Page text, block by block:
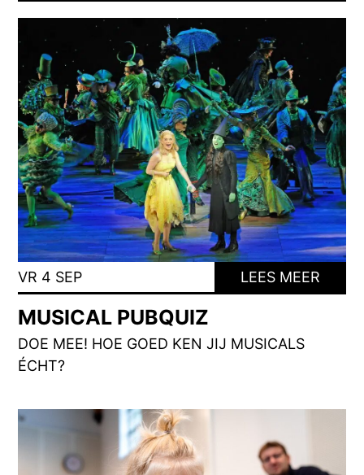
VR 4 SEP LEES MEER
MUSICAL PUBQUIZ
DOE MEE! HOE GOED KEN JIJ MUSICALS
ÉCHT?